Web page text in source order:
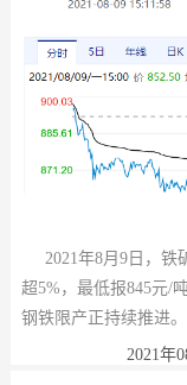
2021年8月9日，铁
超5%，最低报845元
钢铁限产正持续推进
2021年